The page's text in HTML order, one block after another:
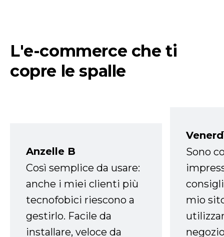
L'e-commerce che ti
copre le spalle
Anzelle B
Così semplice da usare:
anche i miei clienti più
tecnofobici riescono a
gestirlo. Facile da
installare, veloce da
Sono
mio